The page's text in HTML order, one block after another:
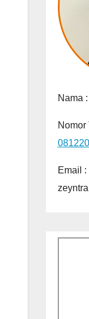
Nama :
Nomor
Email :